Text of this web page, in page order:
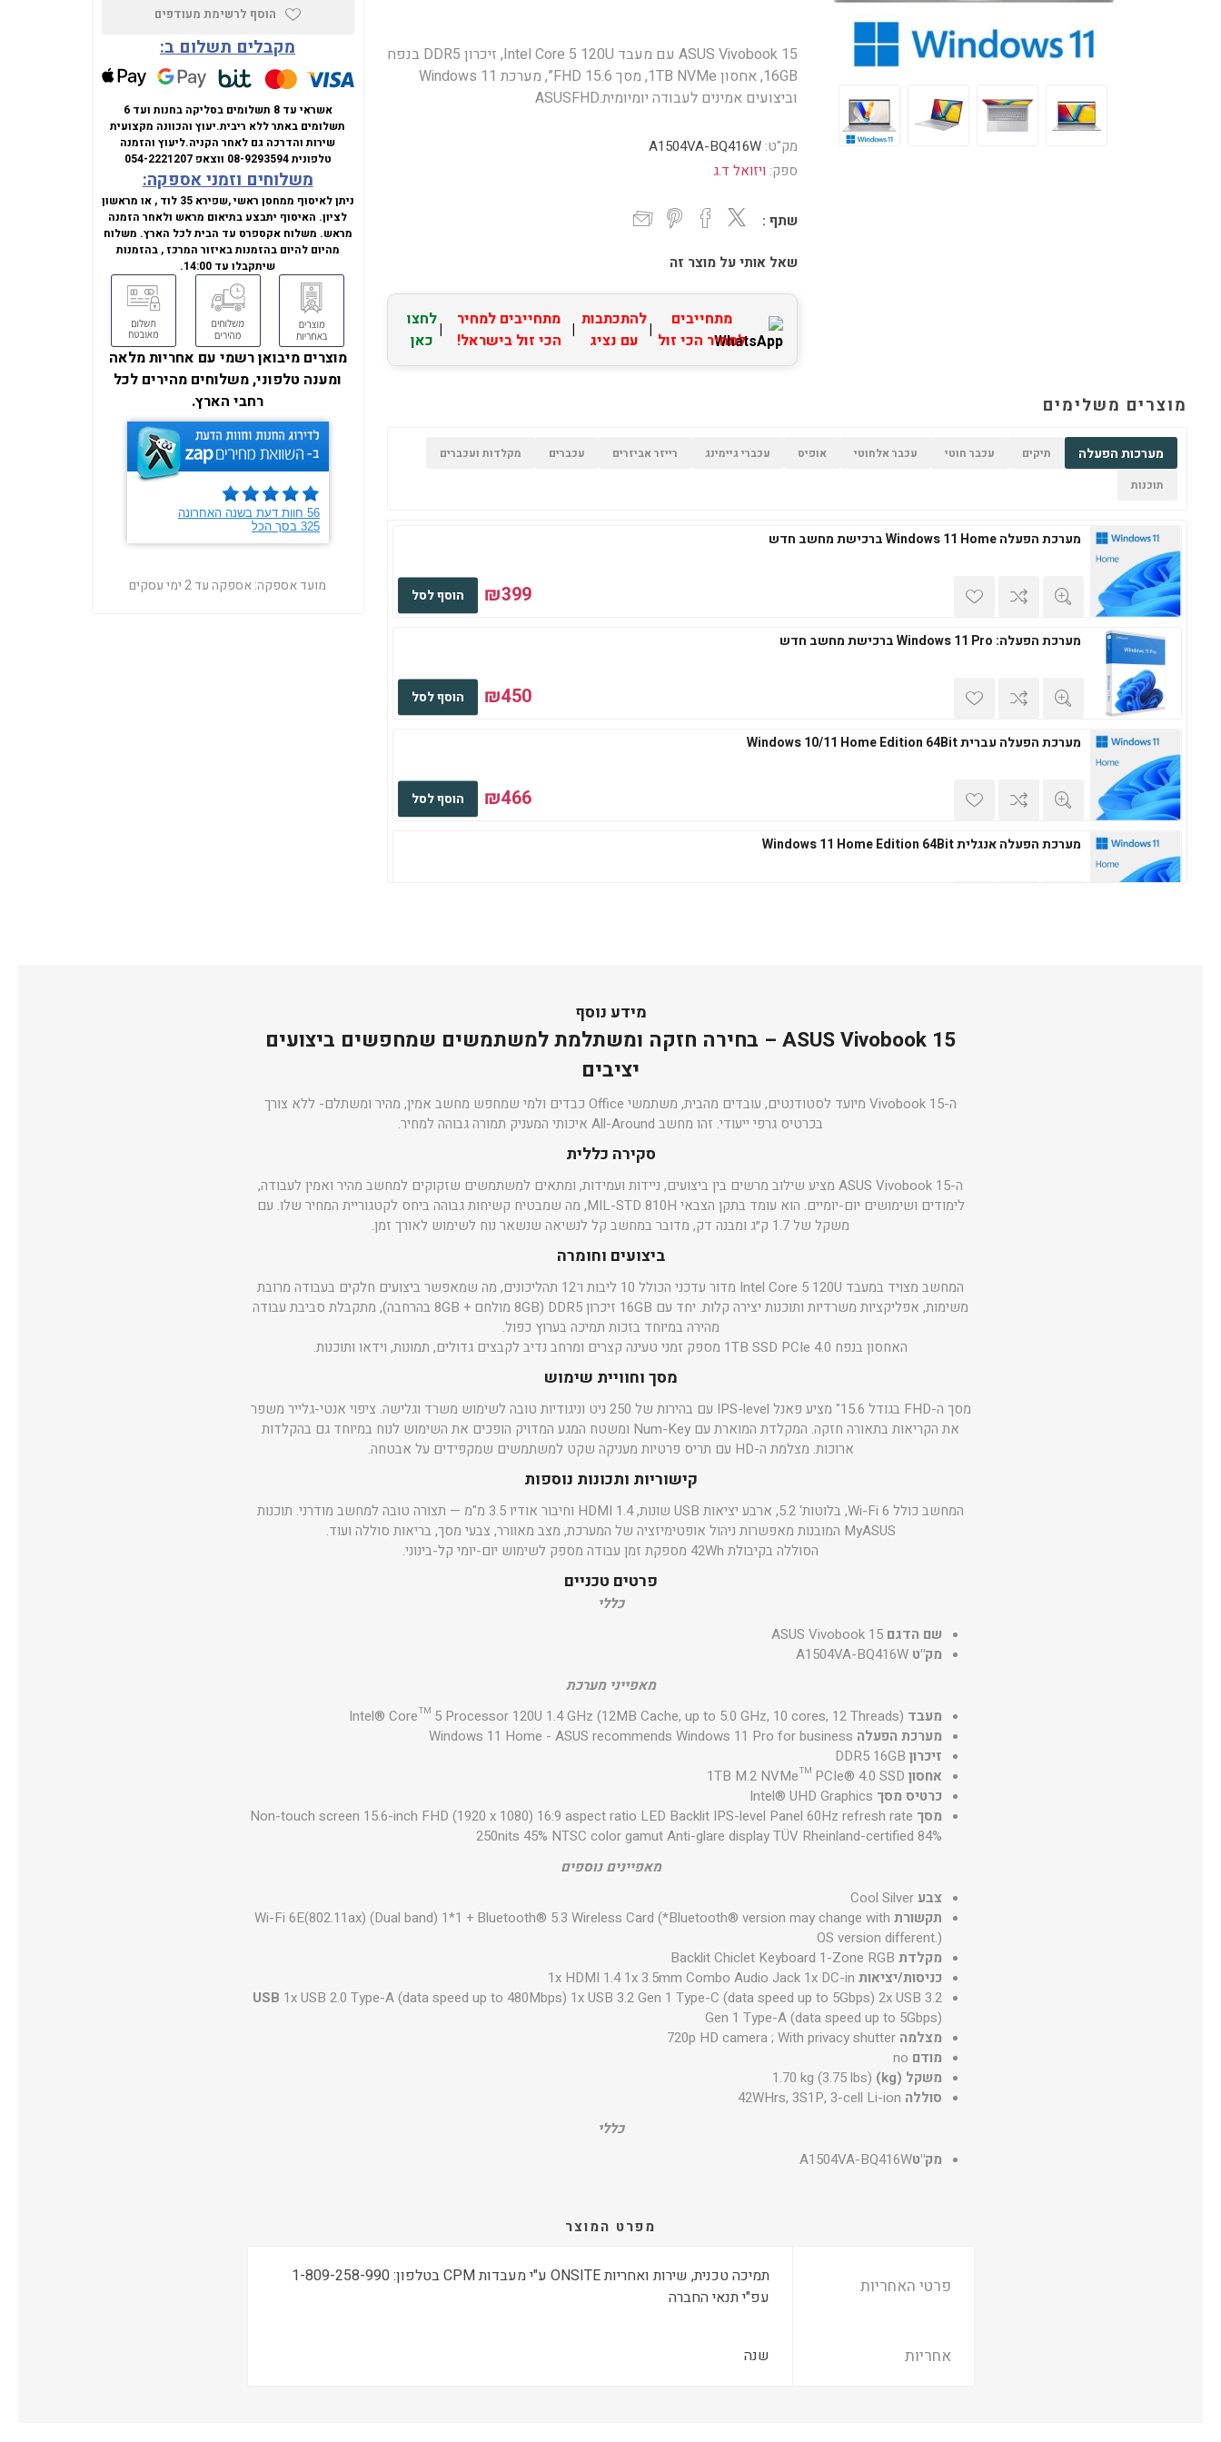
ASUS Vivobook 15 עם מעבד Intel Core 5 120U, זיכרון DDR5 בנפח
16GB, אחסון 1TB NVMe, מסך FHD 15.6”, מערכת Windows 11
וביצועים אמינים לעבודה יומיומית.ASUSFHD
מק"ט: A1504VA-BQ416W
ספק: ויזואל ד.ג
שתף :
שאל אותי על מוצר זה
מתחייבים
למחיר הכי זול |להתכתבות
עם נציג
| מתחייבים למחיר
הכי זול בישראל!
|לחצו
כאן
מוצרים משלימים
מערכות הפעלה תיקים עכבר חוטי עכבר אלחוטי אופיס עכברי גיימינג רייזר אביזרים עכברים
מקלדות ועכברים
תוכנות
מערכת הפעלה Windows 11 Home ברכישת מחשב חדש
₪399 הוסף לסל
מערכת הפעלה: Windows 11 Pro ברכישת מחשב חדש
₪450 הוסף לסל
מערכת הפעלה עברית Windows 10/11 Home Edition 64Bit
₪466 הוסף לסל
מערכת הפעלה אנגלית Windows 11 Home Edition 64Bit
מערכת הפעלה אנגלית Microsoft Windows 11 Professional 64Bit
₪667 הוסף לסל
הוסף לרשימת מעודפים
מקבלים תשלום ב:
אשראי עד 8 תשלומים בסליקה בחנות ועד 6
תשלומים באתר ללא ריבית.יעוץ והכוונה מקצועית
שירות והדרכה גם לאחר הקניה.ליעוץ והזמנה
טלפונית08-9293594 ווצאפ054-2221207
משלוחים וזמני אספקה:
ניתן לאיסוף ממחסן ראשי ,שפירא 35 לוד , או מראשון
לציון. האיסוף יתבצע בתיאום מראש ולאחר הזמנה
מראש. משלוח אקספרס עד הבית לכל הארץ. משלוח
מהיום להיום בהזמנות באיזור המרכז , בהזמנות
שיתקבלו עד 14:00.
מוצרים מיבואן רשמי עם אחריות מלאה
ומענה טלפוני, משלוחים מהירים לכל
רחבי הארץ.
מועד אספקה:אספקה עד 2 ימי עסקים
מידע נוסף
ASUS Vivobook 15 – בחירה חזקה ומשתלמת למשתמשים שמחפשים ביצועים
יציבים
ה-Vivobook 15 מיועד לסטודנטים, עובדים מהבית, משתמשי Office כבדים ולמי שמחפש מחשב אמין, מהיר ומשתלם- ללא צורך
בכרטיס גרפי ייעודי. זהו מחשב All-Around איכותי המעניק תמורה גבוהה למחיר.
סקירה כללית
ה-ASUS Vivobook 15 מציע שילוב מרשים בין ביצועים, ניידות ועמידות, ומתאים למשתמשים שזקוקים למחשב מהיר ואמין לעבודה,
לימודים ושימושים יום-יומיים. הוא עומד בתקן הצבאי MIL-STD 810H, מה שמבטיח קשיחות גבוהה ביחס לקטגוריית המחיר שלו. עם
משקל של 1.7 ק״ג ומבנה דק, מדובר במחשב קל לנשיאה שנשאר נוח לשימוש לאורך זמן.
ביצועים וחומרה
המחשב מצויד במעבד Intel Core 5 120U מדור עדכני הכולל 10 ליבות ו־12 תהליכונים, מה שמאפשר ביצועים חלקים בעבודה מרובת
משימות, אפליקציות משרדיות ותוכנות יצירה קלות. יחד עם 16GB זיכרון DDR5 (8GB מולחם + 8GB בהרחבה), מתקבלת סביבת עבודה
מהירה במיוחד בזכות תמיכה בערוץ כפול.
האחסון בנפח 1TB SSD PCIe 4.0 מספק זמני טעינה קצרים ומרחב נדיב לקבצים גדולים, תמונות, וידאו ותוכנות.
מסך וחוויית שימוש
מסך ה-FHD בגודל 15.6" מציע פאנל IPS-level עם בהירות של 250 ניט וניגודיות טובה לשימוש משרד וגלישה. ציפוי אנטי-גלייר משפר
את הקריאות בתאורה חזקה. המקלדת המוארת עם Num-Key ומשטח המגע המדויק הופכים את השימוש לנוח במיוחד גם בהקלדות
ארוכות. מצלמת ה-HD עם תריס פרטיות מעניקה שקט למשתמשים שמקפידים על אבטחה.
קישוריות ותכונות נוספות
המחשב כולל Wi-Fi 6, בלוטות' 5.2, ארבע יציאות USB שונות, HDMI 1.4 וחיבור אודיו 3.5 מ"מ — תצורה טובה למחשב מודרני. תוכנות
MyASUS המובנות מאפשרות ניהול אופטימיזציה של המערכת, מצב מאוורר, צבעי מסך, בריאות סוללה ועוד.
הסוללה בקיבולת 42Wh מספקת זמן עבודה מספק לשימוש יום-יומי קל-בינוני.
פרטים טכניים
כללי
שם הדגםASUS Vivobook 15
מק"ט A1504VA-BQ416W
מאפייני מערכת
מעבד Intel® Core™ 5 Processor 120U 1.4 GHz (12MB Cache, up to 5.0 GHz, 10 cores, 12 Threads)
מערכת הפעלה Windows 11 Home - ASUS recommends Windows 11 Pro for business
זיכרון DDR5 16GB
אחסון 1TB M.2 NVMe™ PCIe® 4.0 SSD
כרטיס מסך Intel® UHD Graphics
מסך Non-touch screen 15.6-inch FHD (1920 x 1080) 16:9 aspect ratio LED Backlit IPS-level Panel 60Hz refresh rate
250nits 45% NTSC color gamut Anti-glare display TÜV Rheinland-certified 84%
מאפיינים נוספים
צבעCool Silver
תקשורת Wi-Fi 6E(802.11ax) (Dual band) 1*1 + Bluetooth® 5.3 Wireless Card (*Bluetooth® version may change with
OS version different.)
מקלדת Backlit Chiclet Keyboard 1-Zone RGB
כניסות/יציאות 1x HDMI 1.4 1x 3.5mm Combo Audio Jack 1x DC-in
USB 1x USB 2.0 Type-A (data speed up to 480Mbps) 1x USB 3.2 Gen 1 Type-C (data speed up to 5Gbps) 2x USB 3.2
Gen 1 Type-A (data speed up to 5Gbps)
מצלמה720p HD camera ; With privacy shutter
מודם no
משקל (kg)
1.70 kg (3.75 lbs)
סוללה 42WHrs, 3S1P, 3-cell Li-ion
כללי
מק"טA1504VA-BQ416W
מפרט המוצר
פרטי האחריות
תמיכה טכנית, שירות ואחריות ONSITE ע"י מעבדות CPM בטלפון: 1-809-258-990
עפ"י תנאי החברה
אחריות שנה